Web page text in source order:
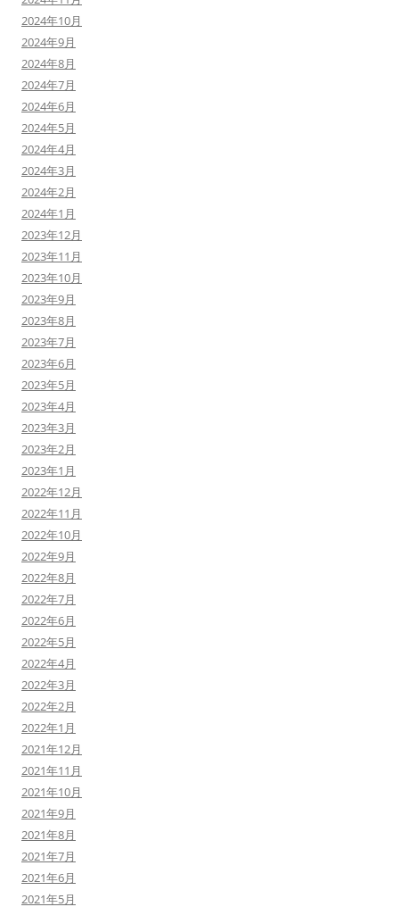
2024年10月
2024年9月
2024年8月
2024年7月
2024年6月
2024年5月
2024年4月
2024年3月
2024年2月
2024年1月
2023年12月
2023年11月
2023年10月
2023年9月
2023年8月
2023年7月
2023年6月
2023年5月
2023年4月
2023年3月
2023年2月
2023年1月
2022年12月
2022年11月
2022年10月
2022年9月
2022年8月
2022年7月
2022年6月
2022年5月
2022年4月
2022年3月
2022年2月
2022年1月
2021年12月
2021年11月
2021年10月
2021年9月
2021年8月
2021年7月
2021年6月
2021年5月